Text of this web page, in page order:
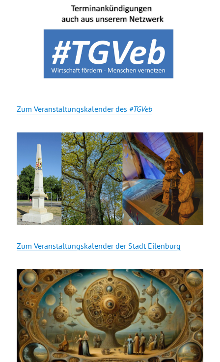
Zum Veranstaltungskalender des #TGVeb
Zum Veranstaltungskalender der Stadt Eilenburg